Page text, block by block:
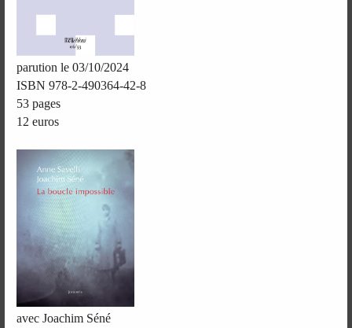
parution le 03/10/2024
ISBN 978-2-490364-42-8
53 pages
12 euros
avec Joachim Séné